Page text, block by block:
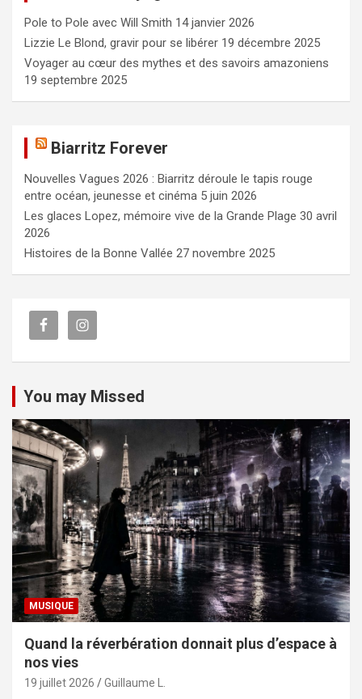
c
h
e
r
Pole to Pole avec Will Smith 14 janvier 2026
Lizzie Le Blond, gravir pour se libérer 19 décembre 2025
Voyager au cœur des mythes et des savoirs amazoniens
19 septembre 2025
Biarritz Forever
Nouvelles Vagues 2026 : Biarritz déroule le tapis rouge
entre océan, jeunesse et cinéma 5 juin 2026
Les glaces Lopez, mémoire vive de la Grande Plage 30 avril
2026
Histoires de la Bonne Vallée 27 novembre 2025
You may Missed
MUSIQUE
Quand la réverbération donnait plus d’espace à
nos vies
19 juillet 2026 Guillaume L.